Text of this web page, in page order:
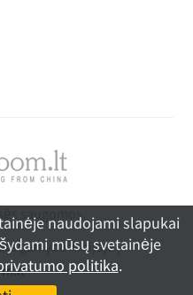
naudojami slapukai
mūsų svetainėje
politika.
saugomos.
gamyba Kinijoje |